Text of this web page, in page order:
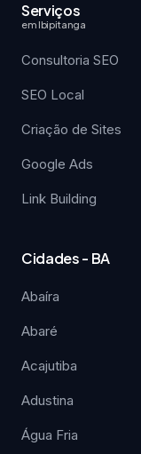
Serviços
em Ibipitanga
Consultoria SEO
SEO Local
Criação de Sites
Google Ads
Link Building
Cidades - BA
Abaíra
Abaré
Acajutiba
Adustina
Água Fria